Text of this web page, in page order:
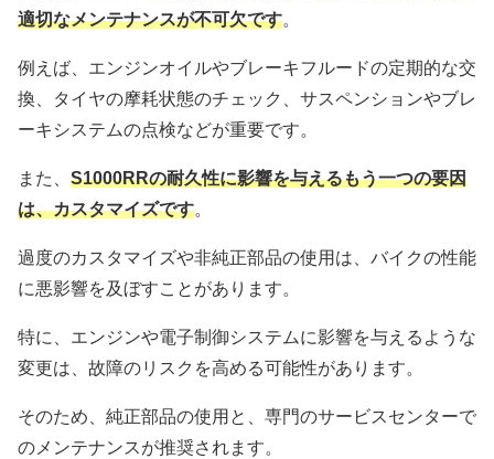
適切なメンテナンスが不可欠です。
例えば、エンジンオイルやブレーキフルードの定期的な交
換、タイヤの摩耗状態のチェック、サスペンションやブレ
ーキシステムの点検などが重要です。
また、 S1000RRの耐久性に影響を与えるもう一つの要因
は、カスタマイズです。
過度のカスタマイズや非純正部品の使用は、バイクの性能
に悪影響を及ぼすことがあります。
特に、エンジンや電子制御システムに影響を与えるような
変更は、故障のリスクを高める可能性があります。
そのため、純正部品の使用と、専門のサービスセンターで
のメンテナンスが推奨されます。